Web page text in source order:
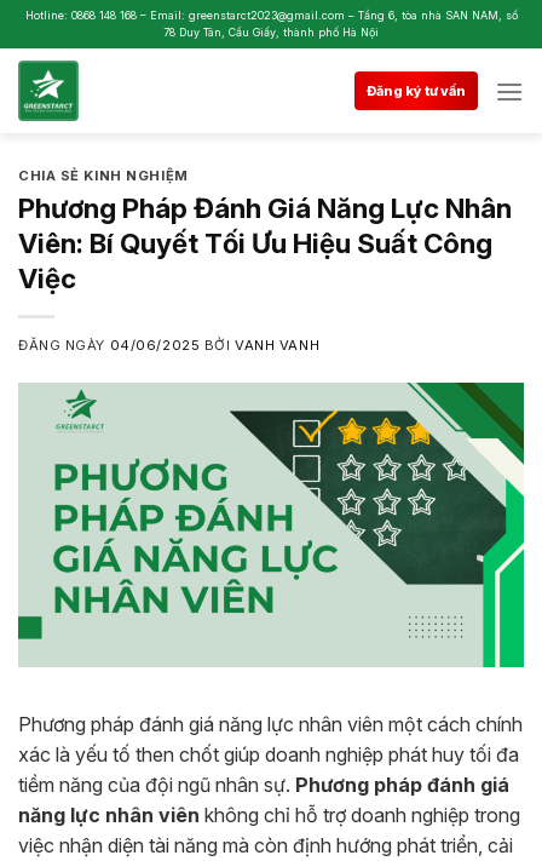
Skip
to
content
Hotline: 0868 148 168 – Email: greenstarct2023@gmail.com – Tầng 6, tòa nhà SAN NAM, số
78 Duy Tân, Cầu Giấy, thành phố Hà Nội
Đăng ký tư vấn
CHIA SẺ KINH NGHIỆM
Phương Pháp Đánh Giá Năng Lực Nhân
Viên: Bí Quyết Tối Ưu Hiệu Suất Công
Việc
ĐĂNG NGÀY 04/06/2025 BỞIVANH VANH
Phương pháp đánh giá năng lực nhân viên một cách chính
xác là yếu tố then chốt giúp doanh nghiệp phát huy tối đa
tiềm năng của đội ngũ nhân sự. Phương pháp đánh giá
năng lực nhân viên không chỉ hỗ trợ doanh nghiệp trong
việc nhận diện tài năng mà còn định hướng phát triển, cải